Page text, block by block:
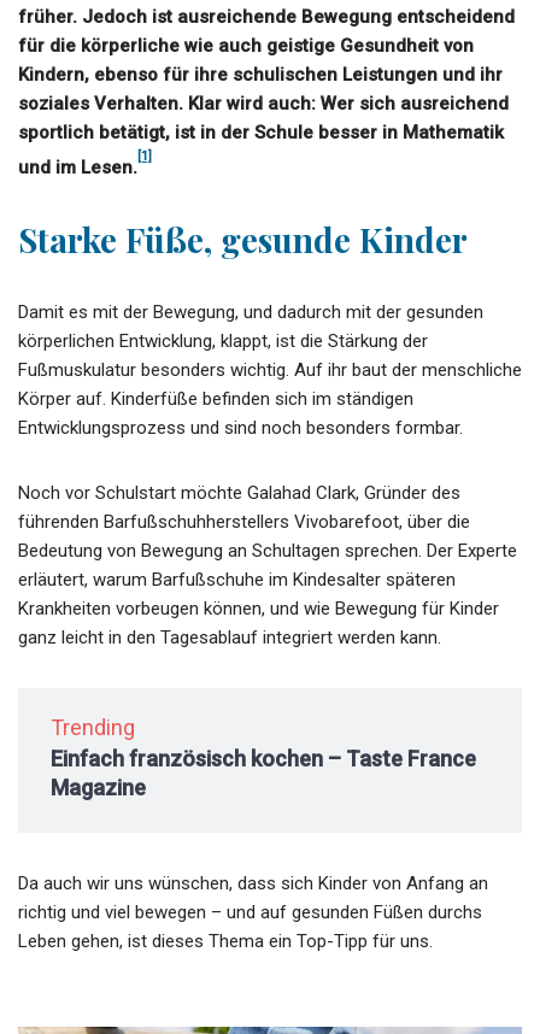
früher. Jedoch ist ausreichende Bewegung entscheidend
für die körperliche wie auch geistige Gesundheit von
Kindern, ebenso für ihre schulischen Leistungen und ihr
soziales Verhalten. Klar wird auch: Wer sich ausreichend
sportlich betätigt, ist in der Schule besser in Mathematik
und im Lesen.
[1]
Starke Füße, gesunde Kinder
Damit es mit der Bewegung, und dadurch mit der gesunden
körperlichen Entwicklung, klappt, ist die Stärkung der
Fußmuskulatur besonders wichtig. Auf ihr baut der menschliche
Körper auf. Kinderfüße befinden sich im ständigen
Entwicklungsprozess und sind noch besonders formbar.
Noch vor Schulstart möchte Galahad Clark, Gründer des
führenden Barfußschuhherstellers Vivobarefoot, über die
Bedeutung von Bewegung an Schultagen sprechen. Der Experte
erläutert, warum Barfußschuhe im Kindesalter späteren
Krankheiten vorbeugen können, und wie Bewegung für Kinder
ganz leicht in den Tagesablauf integriert werden kann.
Trending
Einfach französisch kochen – Taste France
Magazine
Da auch wir uns wünschen, dass sich Kinder von Anfang an
richtig und viel bewegen – und auf gesunden Füßen durchs
Leben gehen, ist dieses Thema ein Top-Tipp für uns.